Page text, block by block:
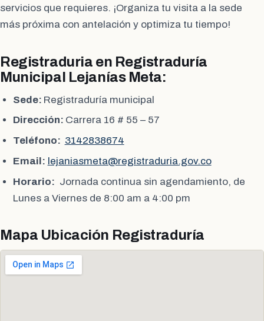
servicios que requieres. ¡Organiza tu visita a la sede
más próxima con antelación y optimiza tu tiempo!
Registraduria en Registraduría
Municipal Lejanías Meta:
Sede: Registraduría municipal
Dirección: Carrera 16 # 55 – 57
Teléfono: 3142838674
Email: lejaniasmeta@registraduria.gov.co
Horario: Jornada continua sin agendamiento, de
Lunes a Viernes de 8:00 am a 4:00 pm
Mapa Ubicación Registraduría